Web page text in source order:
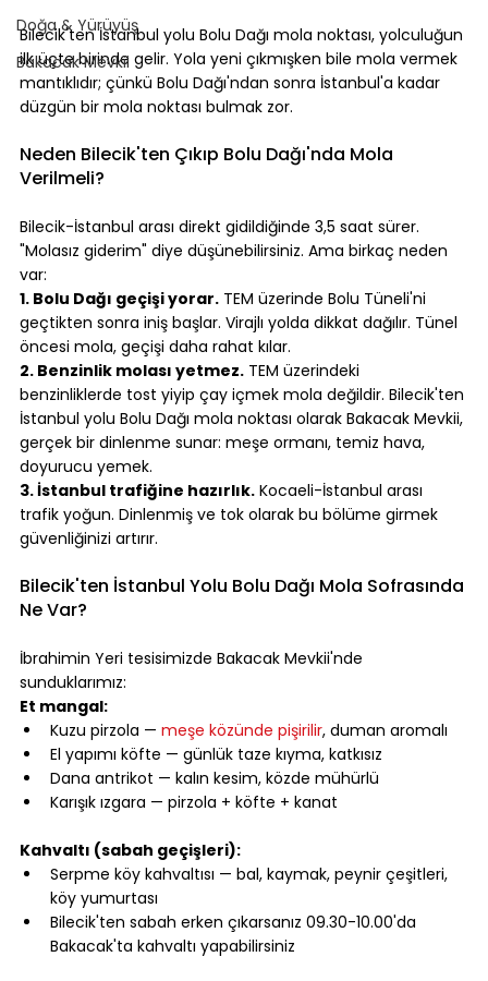
Doğa & Yürüyüş
Bakacak Mevkii
Bilecik'ten İstanbul yolu Bolu Dağı mola noktası, yolculuğun
ilk üçte birinde gelir. Yola yeni çıkmışken bile mola vermek
mantıklıdır; çünkü Bolu Dağı'ndan sonra İstanbul'a kadar
düzgün bir mola noktası bulmak zor.
Neden Bilecik'ten Çıkıp Bolu Dağı'nda Mola
Verilmeli?
Bilecik-İstanbul arası direkt gidildiğinde 3,5 saat sürer.
"Molasız giderim" diye düşünebilirsiniz. Ama birkaç neden
var:
1. Bolu Dağı geçişi yorar. TEM üzerinde Bolu Tüneli'ni
geçtikten sonra iniş başlar. Virajlı yolda dikkat dağılır. Tünel
öncesi mola, geçişi daha rahat kılar.
2. Benzinlik molası yetmez. TEM üzerindeki
benzinliklerde tost yiyip çay içmek mola değildir. Bilecik'ten
İstanbul yolu Bolu Dağı mola noktası olarak Bakacak Mevkii,
gerçek bir dinlenme sunar: meşe ormanı, temiz hava,
doyurucu yemek.
3. İstanbul trafiğine hazırlık. Kocaeli-İstanbul arası
trafik yoğun. Dinlenmiş ve tok olarak bu bölüme girmek
güvenliğinizi artırır.
Bilecik'ten İstanbul Yolu Bolu Dağı Mola Sofrasında
Ne Var?
İbrahimin Yeri tesisimizde Bakacak Mevkii'nde
sunduklarımız:
Et mangal:
Kuzu pirzola — meşe közünde pişirilir, duman aromalı
El yapımı köfte — günlük taze kıyma, katkısız
Dana antrikot — kalın kesim, közde mühürlü
Karışık ızgara — pirzola + köfte + kanat
Kahvaltı (sabah geçişleri):
Serpme köy kahvaltısı — bal, kaymak, peynir çeşitleri,
köy yumurtası
Bilecik'ten sabah erken çıkarsanız 09.30-10.00'da
Bakacak'ta kahvaltı yapabilirsiniz